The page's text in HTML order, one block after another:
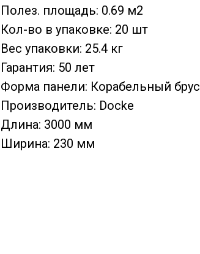
Полез. площадь: 0.69 м2
Кол-во в упаковке: 20 шт
Вес упаковки: 25.4 кг
Гарантия: 50 лет
Форма панели: Корабельный брус
Производитель: Docke
Длина: 3000 мм
Ширина: 230 мм